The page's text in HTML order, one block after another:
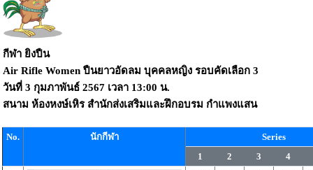
กีฬา ยิงปืน
Air Rifle Women ปืนยาวอัดลม บุคคลหญิง รอบคัดเลือก 3
วันที่ 3 กุมภาพันธ์ 2567 เวลา 13:00 น.
สนาม ห้องหงษ์เหิร สำนักส่งเสริมและฝึกอบรม กำแพงแสน
No. นักกีฬา
Series
1
2 3
4